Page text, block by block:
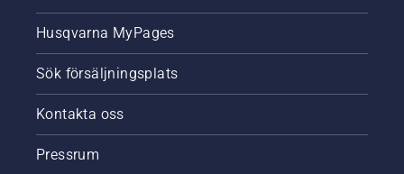
Husqvarna MyPages
Sök försäljningsplats
Kontakta oss
Pressrum